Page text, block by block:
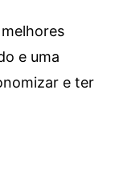
e uma
e ter